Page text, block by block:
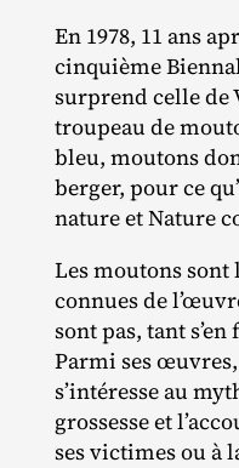
En 1978, 11 ans
cinquième
surprend celle de
troupeau de
bleu, moutons
berger, pour ce
nature et Nature
Les moutons sont
connues de
sont pas, tant
Parmi ses
s’intéresse au
grossesse et
ses victimes ou à